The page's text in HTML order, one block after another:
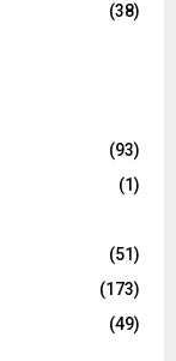
(38)
(93)
(1)
(51)
(173)
(49)